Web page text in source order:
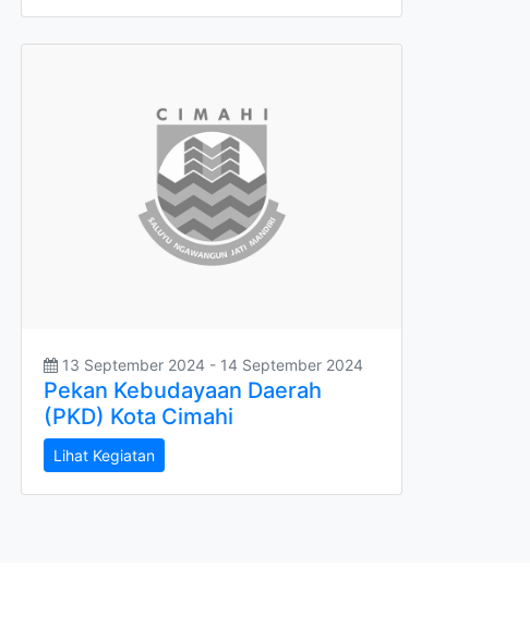
13 September 2024 - 14 September 2024
Pekan Kebudayaan Daerah
(PKD) Kota Cimahi
Lihat Kegiatan